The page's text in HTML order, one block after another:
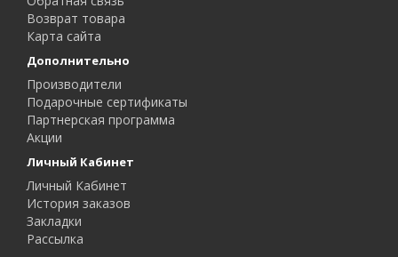
Возврат товара
Карта сайта
Дополнительно
Производители
Подарочные сертификаты
Партнерская программа
Акции
Личный Кабинет
Личный Кабинет
История заказов
Закладки
Рассылка